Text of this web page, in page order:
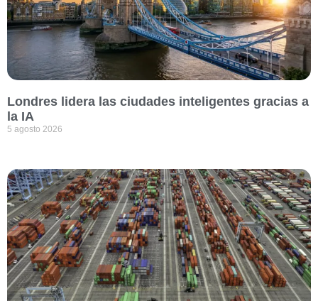
Londres lidera las ciudades inteligentes gracias a
la IA
5 agosto 2026